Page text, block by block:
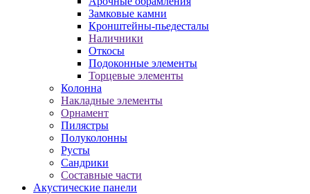
Замковые камни
Кронштейны-пьедесталы
Наличники
Откосы
Подоконные элементы
Торцевые элементы
Колонна
Накладные элементы
Орнамент
Пилястры
Полуколонны
Русты
Сандрики
Составные части
Акустические панели